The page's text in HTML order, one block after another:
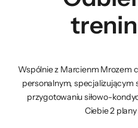
Wspólnie z Marcienm Mrozem
personalnym, specjalizującym
przygotowaniu siłowo-
Ciebie 2